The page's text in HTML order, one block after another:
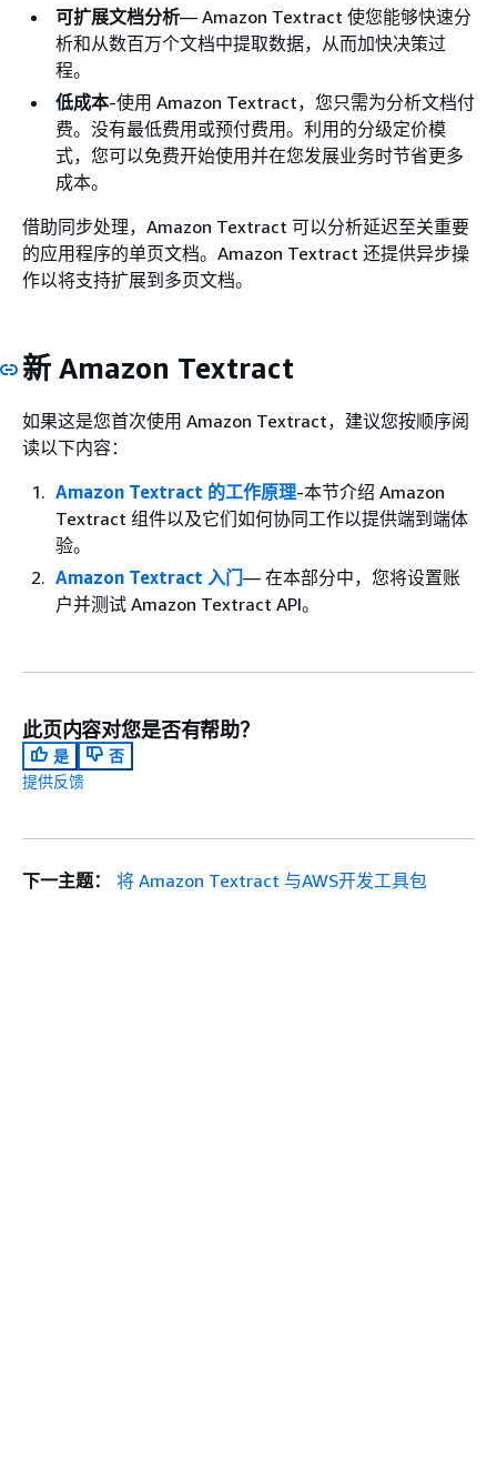
可扩展文档分析— Amazon Textract 使您能够快速分
析和从数百万个文档中提取数据，从而加快决策过
程。
低成本-使用 Amazon Textract，您只需为分析文档付
费。没有最低费用或预付费用。利用的分级定价模
式，您可以免费开始使用并在您发展业务时节省更多
成本。
借助同步处理，Amazon Textract 可以分析延迟至关重要
的应用程序的单页文档。Amazon Textract 还提供异步操
作以将支持扩展到多页文档。
新 Amazon Textract
如果这是您首次使用 Amazon Textract，建议您按顺序阅
读以下内容：
Amazon Textract 的工作原理-本节介绍 Amazon
Textract 组件以及它们如何协同工作以提供端到端体
验。
Amazon Textract 入门— 在本部分中，您将设置账
户并测试 Amazon Textract API。
此页内容对您是否有帮助？
是
否
提供反馈
下一主题： 将 Amazon Textract 与AWS开发工具包